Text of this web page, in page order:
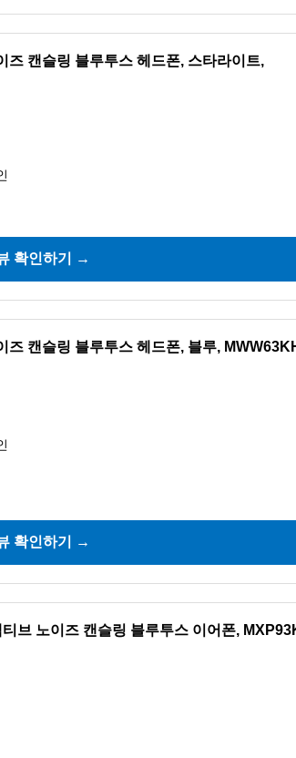
캔슬링 블루투스 헤드폰, 스타라이트,
확인하기 →
즈 캔슬링 블루투스 헤드폰, 블루,
확인하기 →
브 노이즈 캔슬링 블루투스 이어폰,